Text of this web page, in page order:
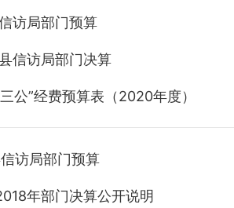
访局部门预算
信访局部门决算
公”经费预算表（2020年度）
访局部门预算
年部门决算公开说明